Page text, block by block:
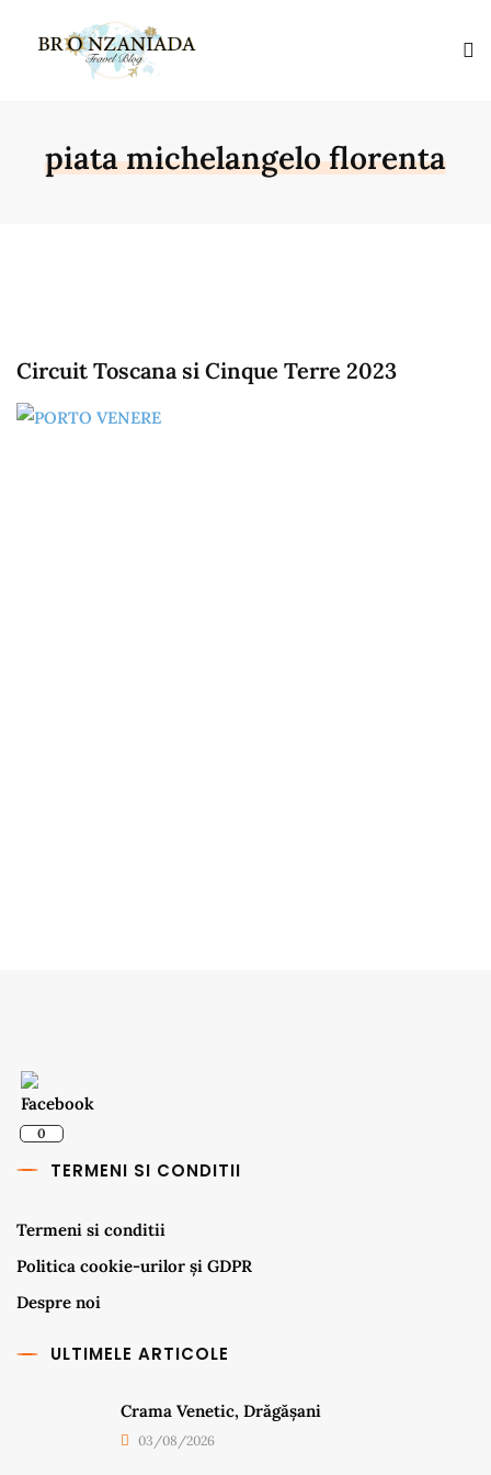
piata michelangelo florenta
Circuit Toscana si Cinque Terre 2023
0
TERMENI SI CONDITII
Termeni si conditii
Politica cookie-urilor și GDPR
Despre noi
ULTIMELE ARTICOLE
Crama Venetic, Drăgășani
03/08/2026